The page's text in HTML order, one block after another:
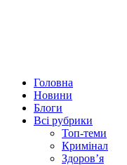
Головна
Новини
Блоги
Всі рубрики
Топ-теми
Кримінал
Здоров’я